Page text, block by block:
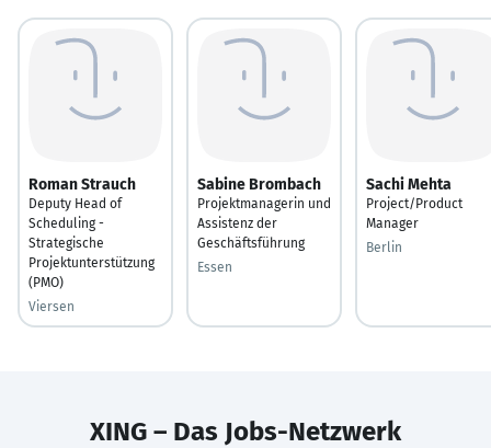
Roman Strauch
Deputy Head of
Scheduling -
Strategische
Projektunterstützung
(PMO)
Viersen
Sabine Brombach
Projektmanagerin und
Assistenz der
Geschäftsführung
Essen
Sachi Mehta
Project/Product
Manager
Berlin
XING – Das Jobs-Netzwerk